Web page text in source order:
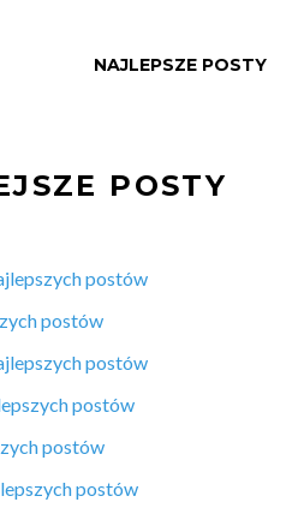
NAJLEPSZE POSTY
POSTY
postów
postów
postów
postów
postów
postów